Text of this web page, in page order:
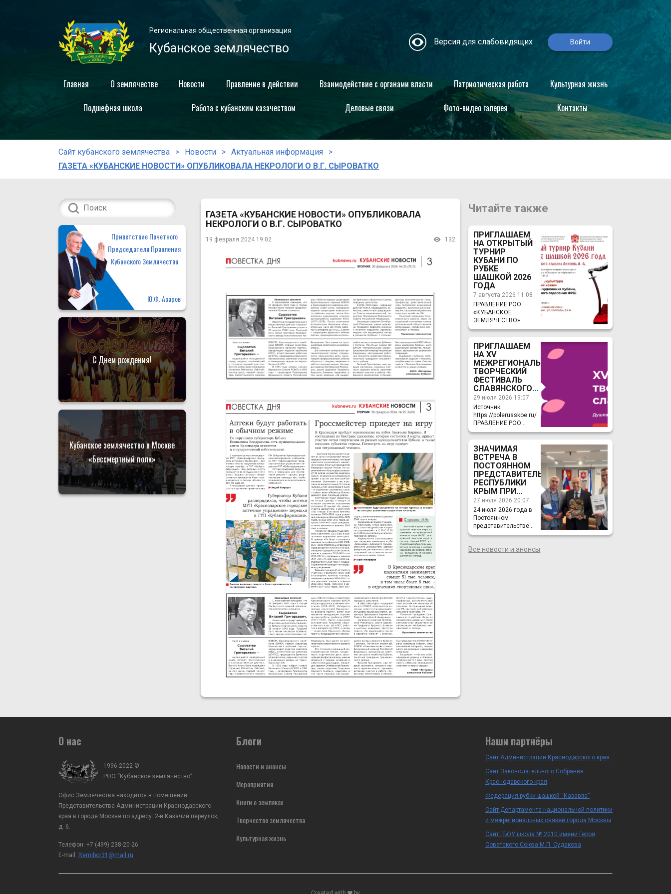
Региональная общественная организация
Кубанское землячество Версия для слабовидящих Войти
Главная О землячестве Новости Правление в действии Взаимодействие с органами власти Патриотическая работа
Культурная жизнь
Подшефная школа
Работа с кубанским казачеством Деловые связи Фото-видео галерея Контакты
Сайт кубанского землячества Новости
Актуальная информация
ГАЗЕТА «КУБАНСКИЕ НОВОСТИ» ОПУБЛИКОВАЛА НЕКРОЛОГИ О В.Г. СЫРОВАТКО
Приветствие Почетного
Председателя Правления
Кубанского Землячества
Ю.Ф. Азаров
С Днем рождения!
Кубанское землячество в Москве
«Бессмертный полк»
ГАЗЕТА «КУБАНСКИЕ НОВОСТИ» ОПУБЛИКОВАЛА
НЕКРОЛОГИ О В.Г. СЫРОВАТКО
19 февраля 2024 19:02 132
Читайте также
ПРИГЛАШАЕМ
НА ОТКРЫТЫЙ
ТУРНИР
КУБАНИ ПО
РУБКЕ
ШАШКОЙ 2026
ГОДА
7 августа 2026 11:08
ПРАВЛЕНИЕ РОО
«КУБАНСКОЕ
ЗЕМЛЯЧЕСТВО»
ПРИГЛАШАЕМ
НА ХV
МЕЖРЕГИОНАЛЬНЫЙ
ТВОРЧЕСКИЙ
ФЕСТИВАЛЬ
СЛАВЯНСКОГО...
29 июля 2026 19:07
Источник:
https://polerusskoe.ru/
ПРАВЛЕНИЕ РОО...
ЗНАЧИМАЯ
ВСТРЕЧА В
ПОСТОЯННОМ
ПРЕДСТАВИТЕЛЬСТВЕ
РЕСПУБЛИКИ
КРЫМ ПРИ...
27 июля 2026 20:07
24 июля 2026 года в
Постоянном
представительстве...
Все новости и анонсы
О нас
1996-2022 ©
РОО “Кубанское землячество”
Офис Землячества находится в помещении
Представительства Администрации Краснодарского
края в городе Москве по адресу: 2-й Казачий переулок,
д. 6.
Телефон: +7 (499) 238-20-26
E-mail: Remibor31@mail.ru
Блоги
Новости и анонсы
Мероприятия
Книги о земляках
Творчество землячества
Культурная жизнь
Наши партнёры
Сайт Администрации Краснодарского края
Сайт Законодательного Собрания
Краснодарского края
Федерация рубки шашкой “Казарла”
Сайт Департамента национальной политики
и межрегиональных связей города Москвы
Сайт ГБОУ школа № 2010 имени Героя
Советского Союза М.П. Судакова